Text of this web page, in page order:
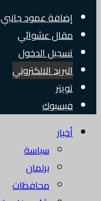
إضافة عمود جانبي
مقال عشوائي
تسجيل الدخول
البريد الالكتروني
تويتر
فيسبوك
أخبار
سياسة
برلمان
محافظات